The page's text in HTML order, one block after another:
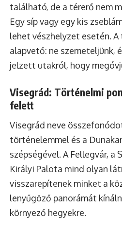
található, de a térerő nem
Egy síp vagy egy kis
lehet vészhelyzet esetén.
alapvető: ne szemeteljünk,
jelzett utakról, hogy
Visegrád: Történelmi
felett
Visegrád neve
történelemmel és a
szépségével. A Fellegvár, a
Királyi Palota mind olyan
visszarepítenek minket a
lenyűgöző panorámát
környező hegyekre.